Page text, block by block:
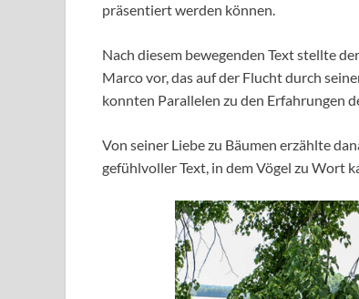
präsentiert werden können.
Nach diesem bewegenden Text stellte
Marco vor, das auf der Flucht durch
konnten Parallelen zu den Erfahrungen
Von seiner Liebe zu Bäumen erzählte
gefühlvoller Text, in dem Vögel zu Wort